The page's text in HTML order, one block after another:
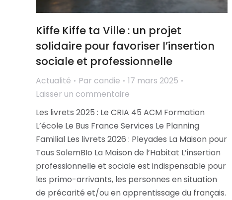
Kiffe Kiffe ta Ville : un projet
solidaire pour favoriser l’insertion
sociale et professionnelle
Actualité Par candie
17 mars 2025
Laisser un commentaire
Les livrets 2025 : Le CRIA 45 ACM Formation
L’école Le Bus France Services Le Planning
Familial Les livrets 2026 : Pleyades La Maison pour
Tous SolemBIo La Maison de l’Habitat L’insertion
professionnelle et sociale est indispensable pour
les primo-arrivants, les personnes en situation
de précarité et/ou en apprentissage du français.